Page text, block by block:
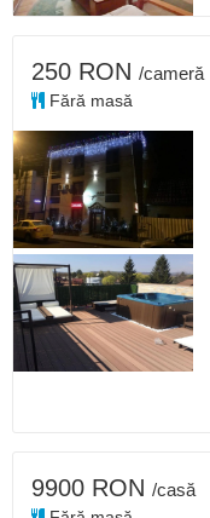
250 RON /cameră
Fără masă
9900 RON /casă